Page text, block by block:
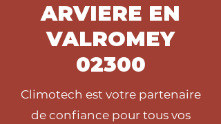
ARVIERE EN
VALROMEY
02300
Climotech est votre partenaire
de confiance pour tous vos